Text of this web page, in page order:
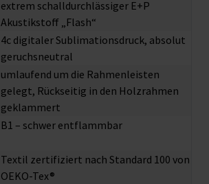
extrem schalldurchlässiger E+P
Akustikstoff „Flash“
4c digitaler Sublimationsdruck, absolut
geruchsneutral
umlaufend um die Rahmenleisten
gelegt, Rückseitig in den Holzrahmen
geklammert
B1 – schwer entflammbar
Textil zertifiziert nach Standard 100 von
OEKO-Tex®